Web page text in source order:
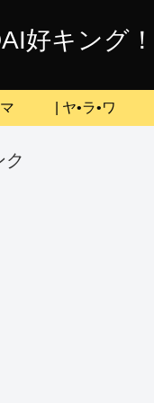
好キング！
| マ | ヤ•ラ•ワ
ク